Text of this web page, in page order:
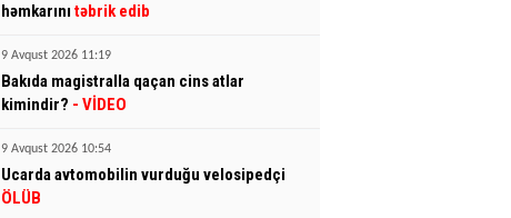
həmkarını təbrik edib
9 Avqust 2026 11:19
Bakıda magistralla qaçan cins atlar
kimindir? - VİDEO
9 Avqust 2026 10:54
Ucarda avtomobilin vurduğu velosipedçi
ÖLÜB